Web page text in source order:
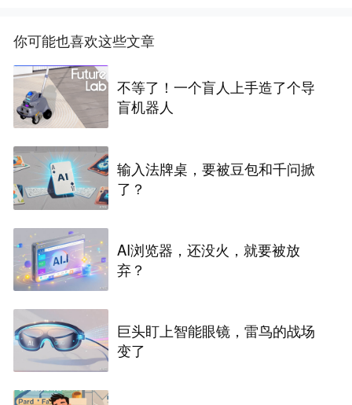
你可能也喜欢这些文章
不等了！一个盲人上手造了个导
盲机器人
输入法牌桌，要被豆包和千问掀
了？
AI浏览器，还没火，就要被放
弃？
巨头盯上智能眼镜，雷鸟的战场
变了